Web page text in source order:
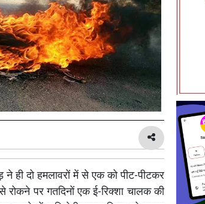
ही दो हमलावरों में से एक को पीट-पीटकर
पर गतदिनों एक ई-रिक्शा चालक की